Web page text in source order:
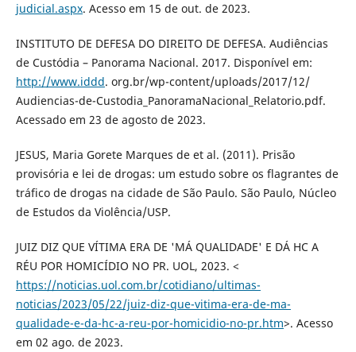
judicial.aspx. Acesso em 15 de out. de 2023.
INSTITUTO DE DEFESA DO DIREITO DE DEFESA. Audiências
de Custódia – Panorama Nacional. 2017. Disponível em:
http://www.iddd. org.br/wp-content/uploads/2017/12/
Audiencias-de-Custodia_PanoramaNacional_Relatorio.pdf.
Acessado em 23 de agosto de 2023.
JESUS, Maria Gorete Marques de et al. (2011). Prisão
provisória e lei de drogas: um estudo sobre os flagrantes de
tráfico de drogas na cidade de São Paulo. São Paulo, Núcleo
de Estudos da Violência/USP.
JUIZ DIZ QUE VÍTIMA ERA DE 'MÁ QUALIDADE' E DÁ HC A
RÉU POR HOMICÍDIO NO PR. UOL, 2023. <
https://noticias.uol.com.br/cotidiano/ultimas-
noticias/2023/05/22/juiz-diz-que-vitima-era-de-ma-
qualidade-e-da-hc-a-reu-por-homicidio-no-pr.htm>. Acesso
em 02 ago. de 2023.